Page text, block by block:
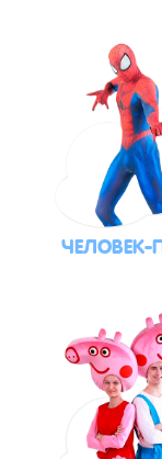
ЧЕЛОВЕК-